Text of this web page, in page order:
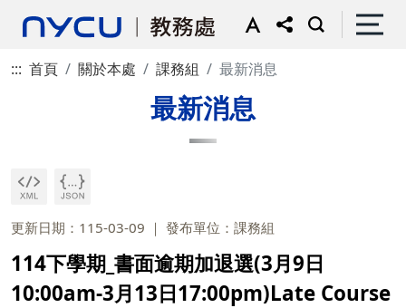
::: 首頁 關於本處 課務組 最新消息
最新消息
更新日期：115-03-09 發布單位：課務組
114下學期_書面逾期加退選(3月9日
10:00am-3月13日17:00pm)Late Course